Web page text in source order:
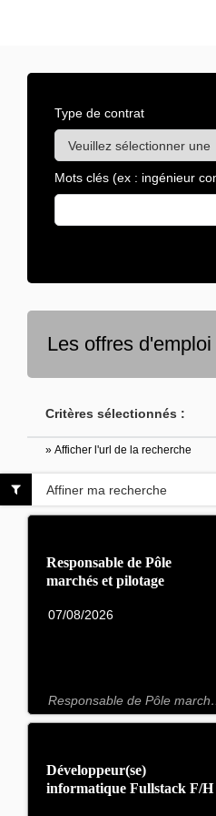
Type de contrat
Mots clés (ex : ingénieur
Les offres
Critères sélectionnés :
» Afficher l'url de la recherche
Responsable de Pôle
marchés et pilotage
07/08/2026
Responsable de
Développeur(se)
informatique Fullstack F/H
Affiner ma recherche